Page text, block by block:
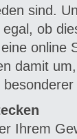
sind.
ob
online
damit
Ihrem